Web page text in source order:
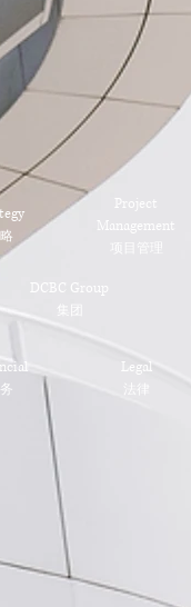
Project
Management
​项目管理​
DCBC Group
Legal
法律